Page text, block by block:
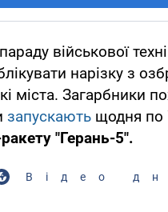
військової
нарізку з
міста. Загарбники
запускають щодня по
"Герань-5".
Відео